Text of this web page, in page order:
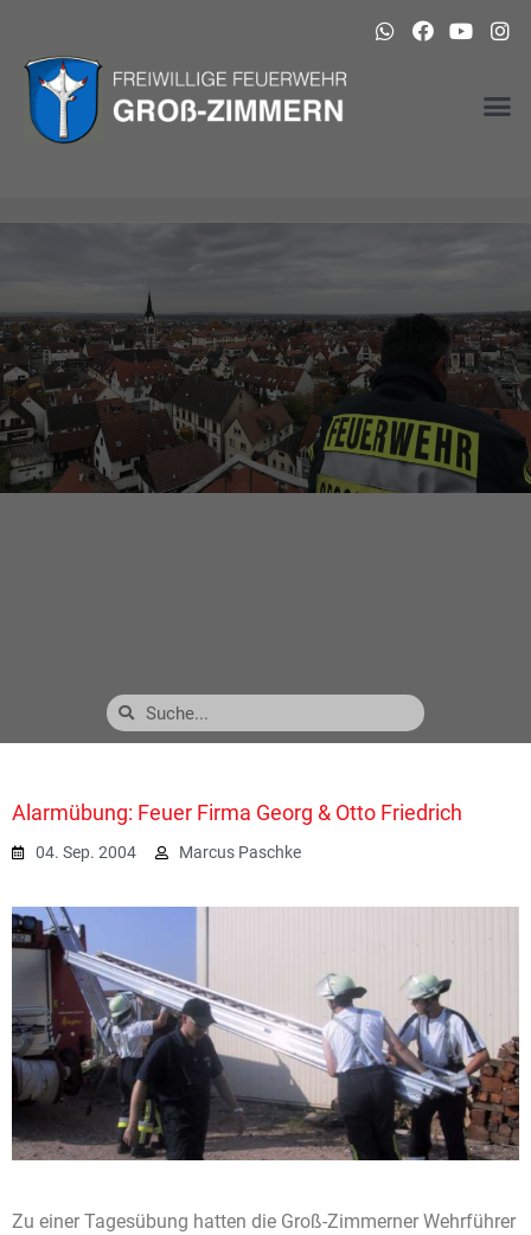
Alarmübung: Feuer Firma Georg & Otto Friedrich
04. Sep. 2004 Marcus Paschke
Zu einer Tagesübung hatten die Groß-Zimmerner Wehrführer